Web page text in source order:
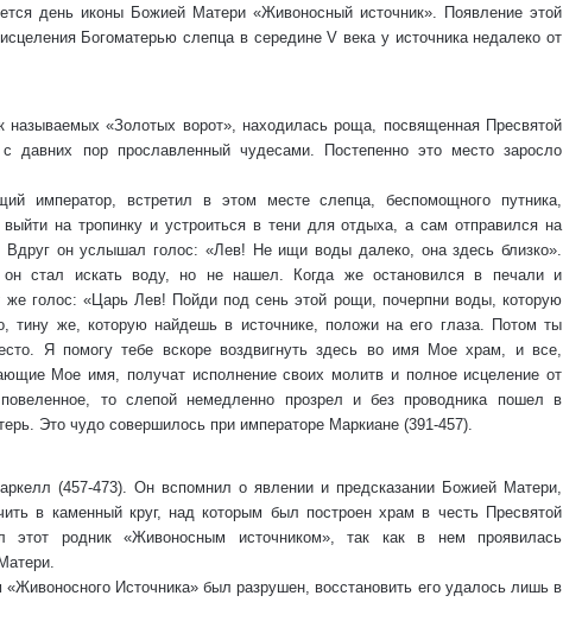
день иконы Божией Матери «Живоносный источник». Появление этой
Богоматерью слепца в середине V века у источника недалеко от
называемых «Золотых ворот», находилась роща, посвященная Пресвятой
давних пор прославленный чудесами. Постепенно это место заросло
император, встретил в этом месте слепца, беспомощного путника,
на тропинку и устроиться в тени для отдыха, а сам отправился на
Вдруг он услышал голос: «Лев! Не ищи воды далеко, она здесь близко».
он стал искать воду, но не нашел. Когда же остановился в печали и
же голос: «Царь Лев! Пойди под сень этой рощи, почерпни воды, которую
же, которую найдешь в источнике, положи на его глаза. Потом ты
Я помогу тебе вскоре воздвигнуть здесь во имя Мое храм, и все,
Мое имя, получат исполнение своих молитв и полное исцеление от
то слепой немедленно прозрел и без проводника пошел в
Это чудо совершилось при императоре Маркиане (391-457).
(457-473). Он вспомнил о явлении и предсказании Божией Матери,
в каменный круг, над которым был построен храм в честь Пресвятой
этот родник «Живоносным источником», так как в нем проявилась
«Жи­во­нос­но­го Ис­точ­ни­ка» был разрушен, восстановить его удалось лишь в